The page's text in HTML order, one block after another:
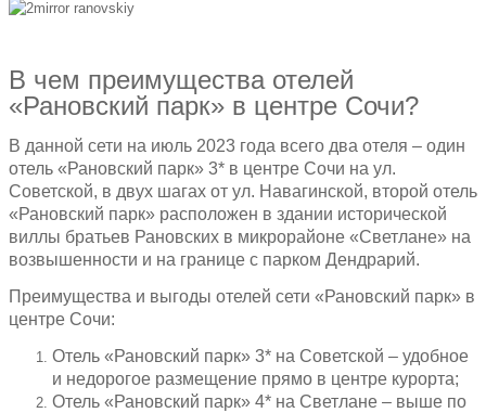
В чем преимущества отелей
«Рановский парк» в центре Сочи?
В данной сети на июль 2023 года всего два отеля – один
отель «Рановский парк» 3* в центре Сочи на ул.
Советской, в двух шагах от ул. Навагинской, второй отель
«Рановский парк» расположен в здании исторической
виллы братьев Рановских в микрорайоне «Светлане» на
возвышенности и на границе с парком Дендрарий.
Преимущества и выгоды отелей сети «Рановский парк» в
центре Сочи:
Отель «Рановский парк» 3* на Советской – удобное
и недорогое размещение прямо в центре курорта;
Отель «Рановский парк» 4* на Светлане – выше по